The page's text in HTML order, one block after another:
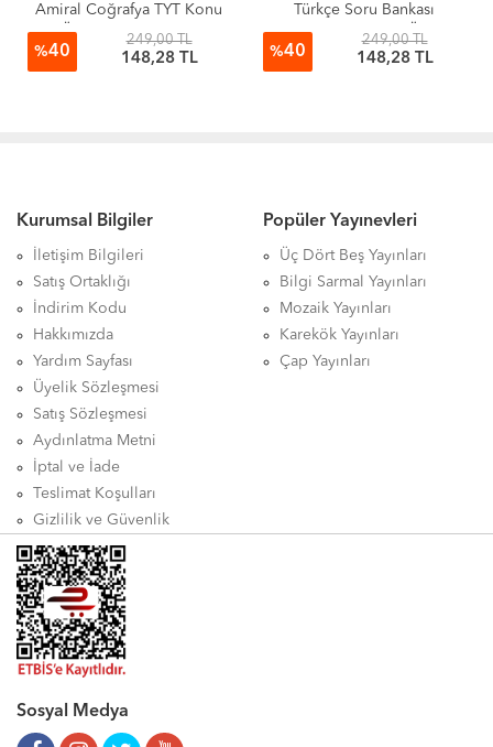
Amiral Coğrafya TYT Konu
Özetli Soru Bankası
%40
249,00 TL
148,28 TL
Türkçe Soru Bankası
Türkçenin Amirali Öznur
Saat Yıldırım
%40
249,00 TL
148,28 TL
Kurumsal Bilgiler
İletişim Bilgileri
Satış Ortaklığı
İndirim Kodu
Hakkımızda
Yardım Sayfası
Üyelik Sözleşmesi
Satış Sözleşmesi
Aydınlatma Metni
İptal ve İade
Teslimat Koşulları
Gizlilik ve Güvenlik
Popüler Yayınevleri
Üç Dört Beş Yayınları
Bilgi Sarmal Yayınları
Mozaik Yayınları
Karekök Yayınları
Çap Yayınları
Sosyal Medya